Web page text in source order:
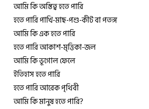
আমি কি অস্তিত্ব হতে পারি
হতে পারি পাখি-মাছ-পশু-কীট বা পতঙ্গ
আমি কি এক হতে পারি
হতে পারি আকাশ-মৃত্তিকা-জল
আমি কি ভূগোল ফেলে
ইতিহাস হতে পারি
হতে পারি আরেক পৃথিবী
আমি কি মানুষ হতে পারি?